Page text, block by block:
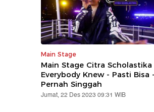
Main Stage
Main Stage Citra Scholastika |
Everybody Knew - Pasti Bisa -
Pernah Singgah
Jumat, 22 Des 2023 09:31 WIB